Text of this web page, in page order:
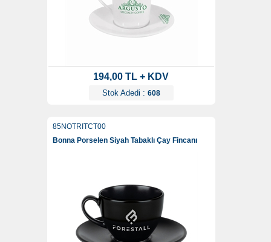
194,00 TL + KDV
Stok Adedi : 608
85NOTRITCT00
Bonna Porselen Siyah Tabaklı Çay Fincanı